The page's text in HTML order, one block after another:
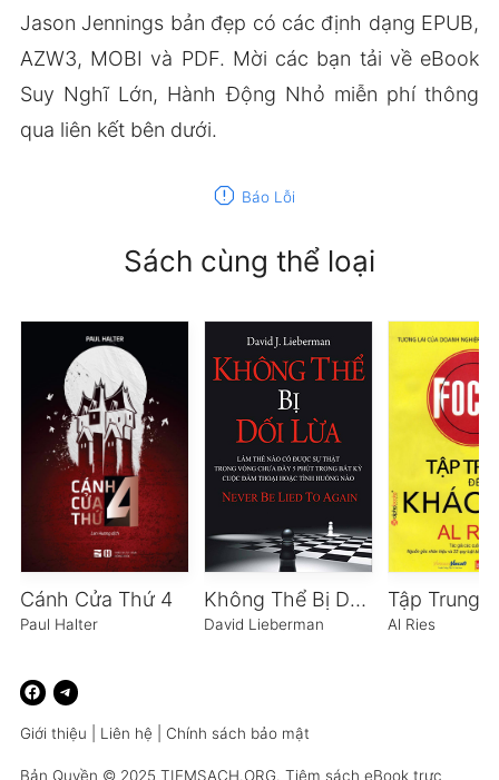
Jason Jennings bản đẹp có các định dạng EPUB,
AZW3, MOBI và PDF. Mời các bạn tải về eBook
Suy Nghĩ Lớn, Hành Động Nhỏ miễn phí thông
qua liên kết bên dưới.
report Báo Lỗi
Sách cùng thể loại
Cánh Cửa Thứ 4
Paul Halter
Không Thể Bị Dối Lừa
David Lieberman Al Ries
Giới thiệu Liên hệ Chính sách bảo mật
Bản Quyền © 2025 TIEMSACH.ORG. Tiệm sách eBook trực